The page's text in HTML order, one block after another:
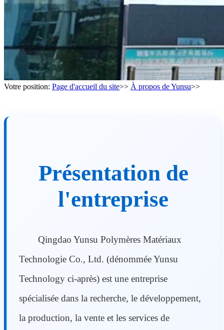
Votre position: Page d'accueil du site>> À propos de Yunsu>>
Présentation de
l'entreprise
Qingdao Yunsu Polymères Matériaux
Technologie Co., Ltd. (dénommée Yunsu
Technology ci-après) est une entreprise
spécialisée dans la recherche, le développement,
la production, la vente et les services de